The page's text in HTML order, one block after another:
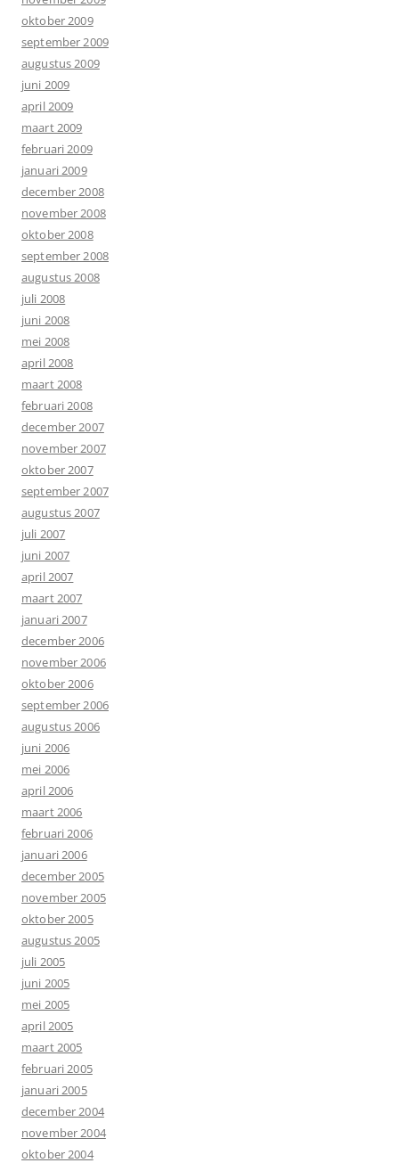
oktober 2009
september 2009
augustus 2009
juni 2009
april 2009
maart 2009
februari 2009
januari 2009
december 2008
november 2008
oktober 2008
september 2008
augustus 2008
juli 2008
juni 2008
mei 2008
april 2008
maart 2008
februari 2008
december 2007
november 2007
oktober 2007
september 2007
augustus 2007
juli 2007
juni 2007
april 2007
maart 2007
januari 2007
december 2006
november 2006
oktober 2006
september 2006
augustus 2006
juni 2006
mei 2006
april 2006
maart 2006
februari 2006
januari 2006
december 2005
november 2005
oktober 2005
augustus 2005
juli 2005
juni 2005
mei 2005
april 2005
maart 2005
februari 2005
januari 2005
december 2004
november 2004
oktober 2004